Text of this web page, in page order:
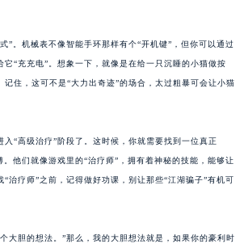
福州市鼓楼区五四路128-1号恒力城写字楼15层03室（需提前预约）
成都市锦江区人民东路6号SAC东原中心写字楼24层2406B室（需提前预约）
郑州市二七区铭功路10号华润大厦写字楼29层2905室（需提前预约）
太原市迎泽区解放路15号亨得利名表服务中心（品牌授权店）3层整层（需提前预约）
沈阳市沈河区中街路137号亨得利名表服务中心（品牌授权店）1层整层（需提前预约）
”。机械表不像智能手环那样有个“开机键”，但你可以通过
它“充充电”。想象一下，就像是在给一只沉睡的小猫做按
记住，这可不是“大力出奇迹”的场合，太过粗暴可会让小猫
“高级治疗”阶段了。这时候，你就需要找到一位真正
他们就像游戏里的“治疗师”，拥有着神秘的技能，能够让
治疗师”之前，记得做好功课，别让那些“江湖骗子”有机可
大胆的想法。”那么，我的大胆想法就是，如果你的豪利时